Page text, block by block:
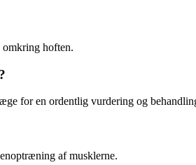
omkring hoften.
for en ordentlig vurdering og
af musklerne.